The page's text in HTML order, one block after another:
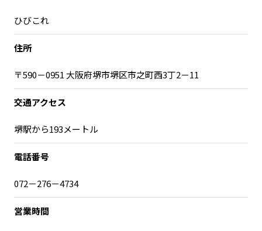
プレスリリース
イベント
「人」から探す
記事ライター
ひびこれ
住所
〒590－0951 大阪府堺市堺区市之町西3丁2－11
交通アクセス
堺駅から193メートル
電話番号
072－276－4734
営業時間